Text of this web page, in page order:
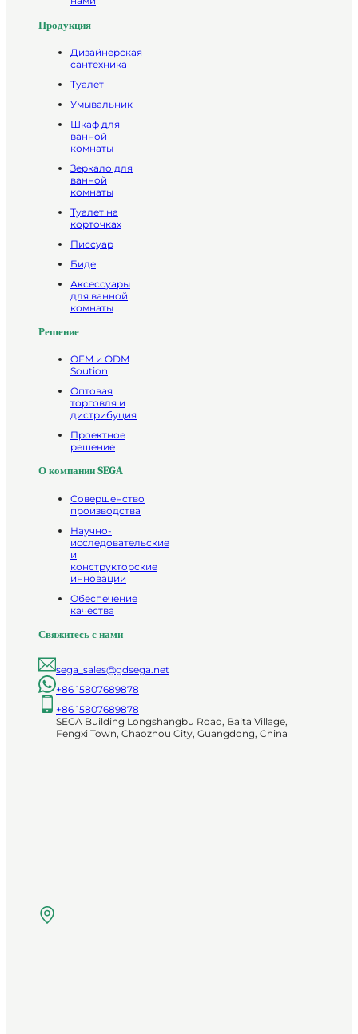
Продукция
Дизайнерская
сантехника
Туалет
Умывальник
Шкаф для
ванной
комнаты
Зеркало для
ванной
комнаты
Туалет на
корточках
Писсуар
Биде
Аксессуары
для ванной
комнаты
Решение
OEM и ODM
Soution
Оптовая
торговля и
дистрибуция
Проектное
решение
О компании SEGA
Совершенство
производства
Научно-
исследовательские
и
конструкторские
инновации
Обеспечение
качества
Свяжитесь с нами
sega_sales@gdsega.net
+86 15807689878
+86 15807689878
SEGA Building Longshangbu Road, Baita Village,
Fengxi Town, Chaozhou City, Guangdong, China